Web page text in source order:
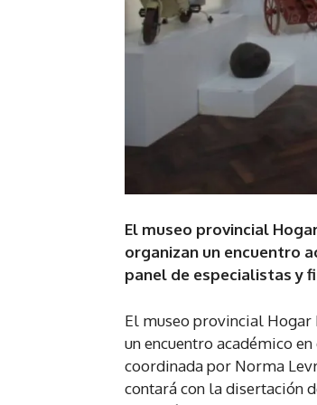
El museo provincial
organizan un encuentro
panel de especialistas y
El museo provincial Hogar
un encuentro académico
coordinada por Norma
contará con la disertación